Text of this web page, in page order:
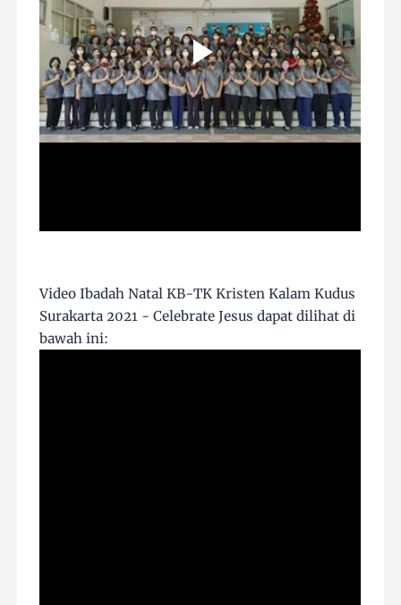
Video Ibadah Natal KB-TK Kristen Kalam Kudus
Surakarta 2021 - Celebrate Jesus dapat dilihat di
bawah ini: